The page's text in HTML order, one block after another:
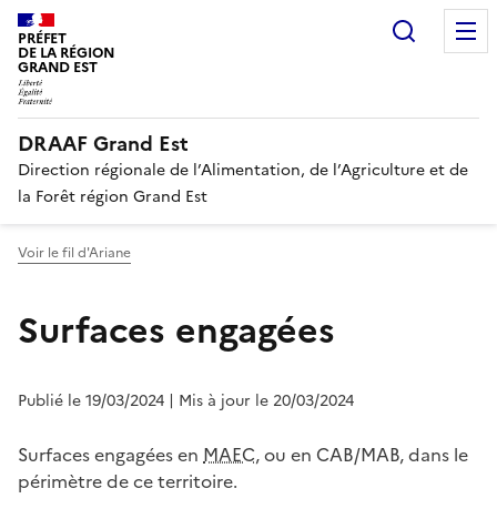
PRÉFET
DE LA RÉGION
GRAND EST
DRAAF Grand Est
Direction régionale de l’Alimentation, de l’Agriculture et de
la Forêt région Grand Est
Voir le fil d'Ariane
Surfaces engagées
Publié le 19/03/2024 | Mis à jour le 20/03/2024
Surfaces engagées en MAEC, ou en CAB/MAB, dans le
périmètre de ce territoire.